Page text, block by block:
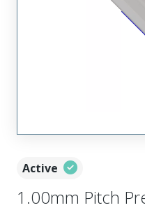
Active
1.00mm Pitch